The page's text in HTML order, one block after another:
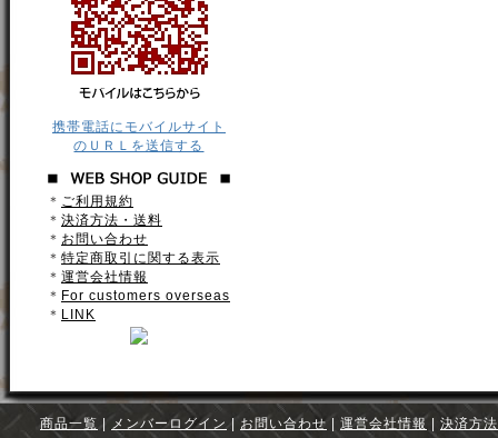
携帯電話にモバイルサイト
のＵＲＬを送信する
＊ ご利用規約
＊ 決済方法・送料
＊ お問い合わせ
＊ 特定商取引に関する表示
＊ 運営会社情報
＊ For customers overseas
＊ LINK
商品一覧 メンバーログイン お問い合わせ 運営会社情報 決済方